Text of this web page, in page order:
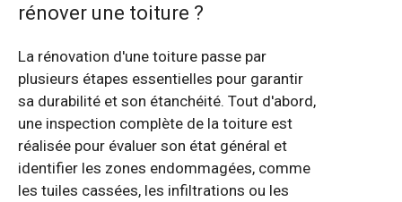
rénover une toiture ?
La rénovation d'une toiture passe par
plusieurs étapes essentielles pour garantir
sa durabilité et son étanchéité. Tout d'abord,
une inspection complète de la toiture est
réalisée pour évaluer son état général et
identifier les zones endommagées, comme
les tuiles cassées, les infiltrations ou les